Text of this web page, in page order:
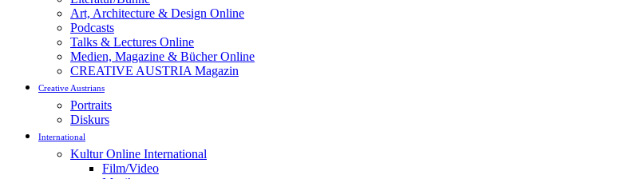
Art, Architecture & Design Online
Podcasts
Talks & Lectures Online
Medien, Magazine & Bücher Online
CREATIVE AUSTRIA Magazin
Creative Austrians
Portraits
Diskurs
International
Kultur Online International
Film/Video